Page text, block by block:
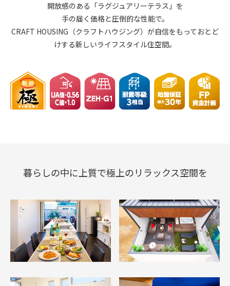
開放感のある「ラグジュアリーテラス」を
手の届く価格と圧倒的な性能で。
CRAFT HOUSING（クラフトハウジング）が自信をもっておとど
けする新しいライフスタイル住空間。
暮らしの中に上質で極上のリラックス空間を